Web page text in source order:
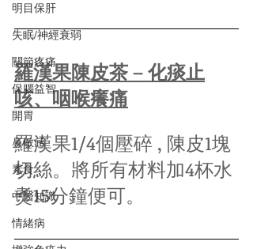
明目保肝
失眠/神經衰弱
關節疼痛
保腦益智
開胃
鼻敏感
素食
中醫知識
情緒病
羅漢果陳皮茶 – 化痰止
咳、咽喉癢痛
羅漢果1/4個壓碎 , 陳皮1塊
切絲。將所有材料加4杯水
煑15分鐘便可。